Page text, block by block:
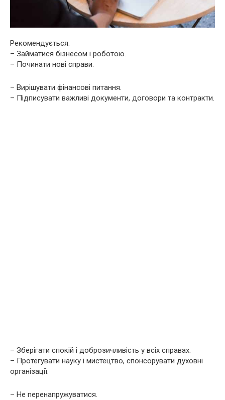
Рекомендується:
– Займатися бізнесом і роботою.
– Починати нові справи.
– Вирішувати фінансові питання.
– Підписувати важливі документи, договори та контракти.
– Зберігати спокій і доброзичливість у всіх справах.
– Протегувати науку і мистецтво, спонсорувати духовні
організації.
– Не перенапружуватися.